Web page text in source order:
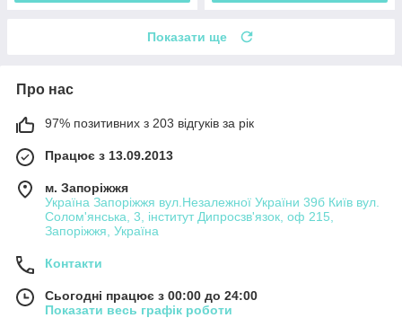
Показати ще
Про нас
97% позитивних з 203 відгуків за рік
Працює з 13.09.2013
м. Запоріжжя
Україна Запоріжжя вул.Незалежної України 39б Київ вул.
Солом'янська, 3, інститут Дипросзв'язок, оф 215,
Запоріжжя, Україна
Контакти
Сьогодні працює з 00:00 до 24:00
Показати весь графік роботи